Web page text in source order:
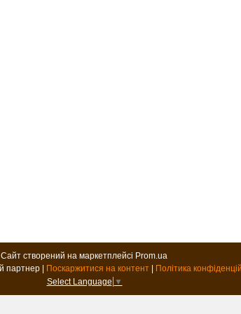
Сайт створений на маркетплейсі Prom.ua
Поскаржитися на контент
Політика
Select Language ▼